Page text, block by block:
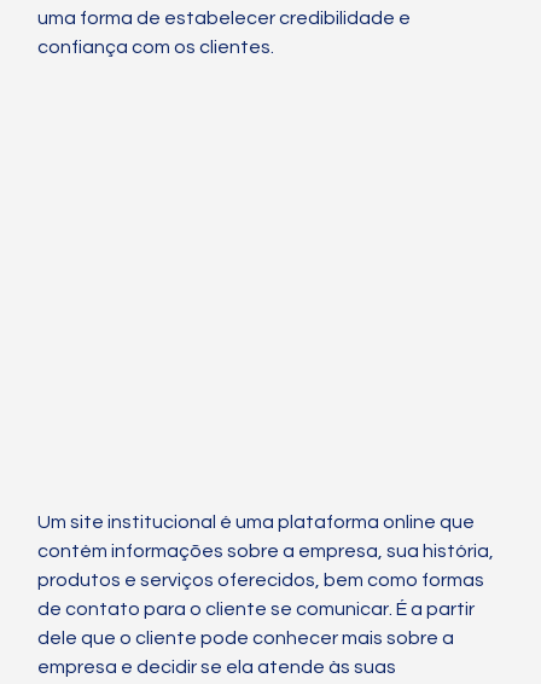
uma forma de estabelecer credibilidade e
confiança com os clientes.
Um site institucional é uma plataforma online que
contém informações sobre a empresa, sua história,
produtos e serviços oferecidos, bem como formas
de contato para o cliente se comunicar. É a partir
dele que o cliente pode conhecer mais sobre a
empresa e decidir se ela atende às suas